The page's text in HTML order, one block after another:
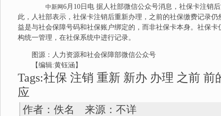
中新网6月10日电 据人社部微信公众号消息，社保卡注销
此，人社部表示，社保卡注销后重新办理，之前的社保缴费记录
益是与社会保障号码和社保账户绑定的，而非社保卡本身。社保
构统一管理，在社保系统中进行记录。
图源：人力资源和社会保障部微信公众号
【编辑:黄钰涵】
Tags:社保 注销 重新 新办 办理 之前
应
作者：佚名 来源：不详